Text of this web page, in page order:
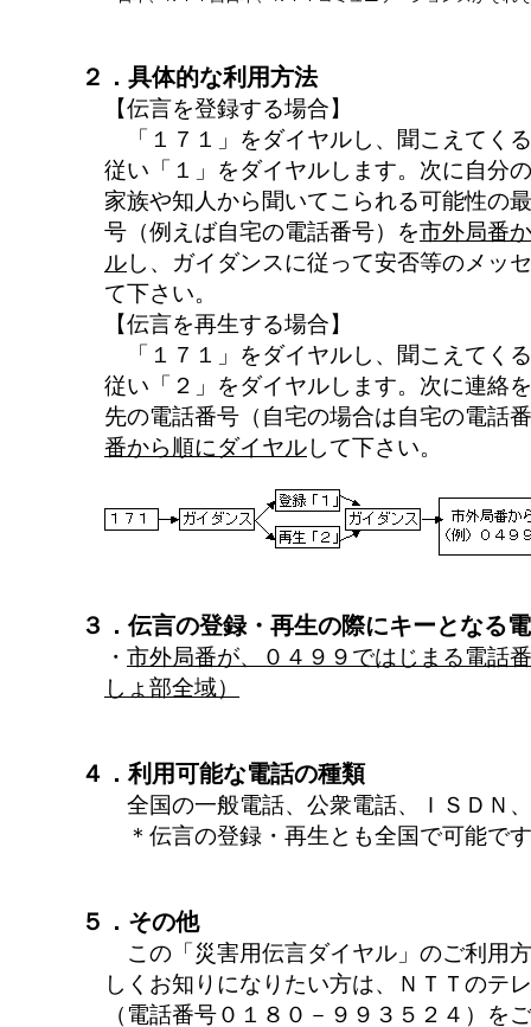
２．具体的な利用方法
【伝言を登録する場合】
「１７１」をダイヤルし、聞こえてく
従い「１」をダイヤルします。次に自分
家族や知人から聞いてこられる可能性の
号（例えば自宅の電話番号）を市外局番
ルし、ガイダンスに従って安否等のメッ
て下さい。
【伝言を再生する場合】
「１７１」をダイヤルし、聞こえてく
従い「２」をダイヤルします。次に連絡
先の電話番号（自宅の場合は自宅の電話
番から順にダイヤルして下さい。
３．伝言の登録・再生の際にキーとなる
・ 市外局番が、０４９９ではじまる電話
しょ部全域）
４．利用可能な電話の種類
全国の一般電話、公衆電話、ＩＳＤＮ
＊伝言の登録・再生とも全国で可能で
５．その他
この「災害用伝言ダイヤル」のご利用
しくお知りになりたい方は、ＮＴＴのテ
（電話番号０１８０－９９３５２４）を